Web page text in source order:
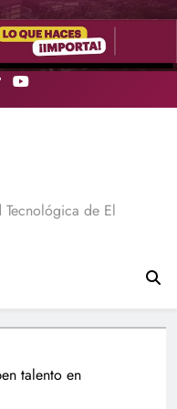
de El
talento en